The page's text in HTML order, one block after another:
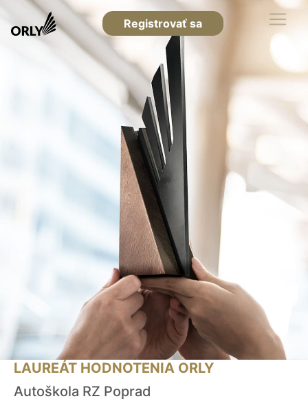
Registrovať sa
LAUREÁT HODNOTENIA ORLY
Autoškola RZ Poprad